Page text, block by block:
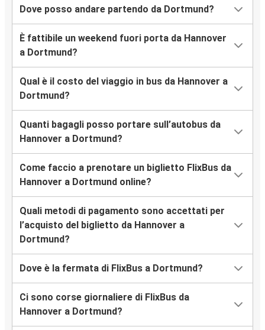
Dove posso andare partendo da Dortmund?
È fattibile un weekend fuori porta da Hannover
a Dortmund?
Qual è il costo del viaggio in bus da Hannover a
Dortmund?
Quanti bagagli posso portare sull’autobus da
Hannover a Dortmund?
Come faccio a prenotare un biglietto FlixBus da
Hannover a Dortmund online?
Quali metodi di pagamento sono accettati per
l’acquisto del biglietto da Hannover a
Dortmund?
Dove è la fermata di FlixBus a Dortmund?
Ci sono corse giornaliere di FlixBus da
Hannover a Dortmund?